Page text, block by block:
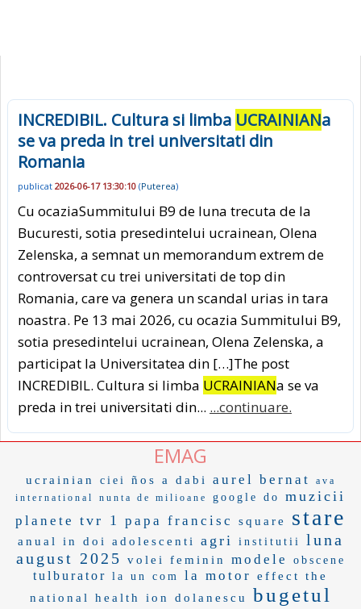
INCREDIBIL. Cultura si limba UCRAINIANa
se va preda in trei universitati din
Romania
publicat 2026-06-17 13:30:10 (Puterea)
Cu ocaziaSummitului B9 de luna trecuta de la
Bucuresti, sotia presedintelui ucrainean, Olena
Zelenska, a semnat un memorandum extrem de
controversat cu trei universitati de top din
Romania, care va genera un scandal urias in tara
noastra. Pe 13 mai 2026, cu ocazia Summitului B9,
sotia presedintelui ucrainean, Olena Zelenska, a
participat la Universitatea din […]The post
INCREDIBIL. Cultura si limba UCRAINIANa se va
preda in trei universitati din... ...continuare.
EMAG
ucrainian ciei ños a dabi aurel bernat
ava
international
nunta de milioane google do muzicii
planete tvr 1 papa francisc square stare
anual in doi adolescenti agri institutii
luna
august 2025
volei feminin modele obscene
tulburator la un com la motor effect
the
national health
ion dolanescu bugetul